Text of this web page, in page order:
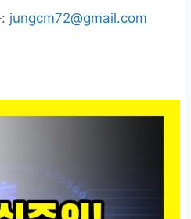
jungcm72@gmail.com